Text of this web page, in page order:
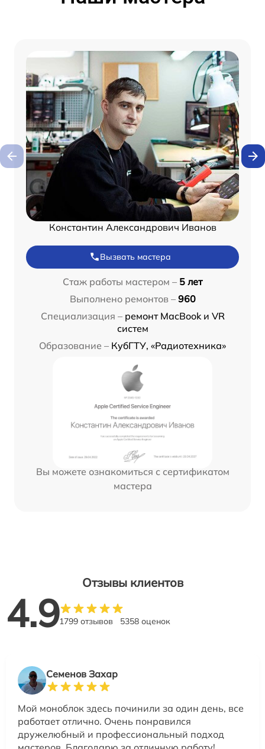
Константин Александрович Иванов
Вызвать мастера
Стаж работы мастером – 5 лет
Выполнено ремонтов – 960
Специализация – ремонт MacBook и VR
систем
Образование – КубГТУ, «Радиотехника»
Вы можете ознакомиться с сертификатом
мастера
Отзывы клиентов
4.91799 отзывов 5358 оценок
Семенов Захар
Мой моноблок здесь починили за один день, все
работает отлично. Очень понравился
дружелюбный и профессиональный подход